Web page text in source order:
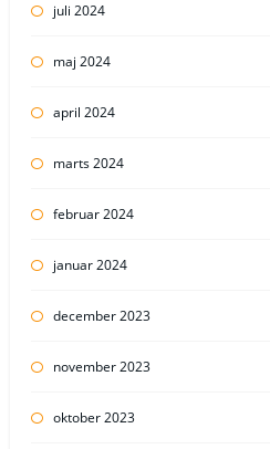
juli 2024
maj 2024
april 2024
marts 2024
februar 2024
januar 2024
december 2023
november 2023
oktober 2023